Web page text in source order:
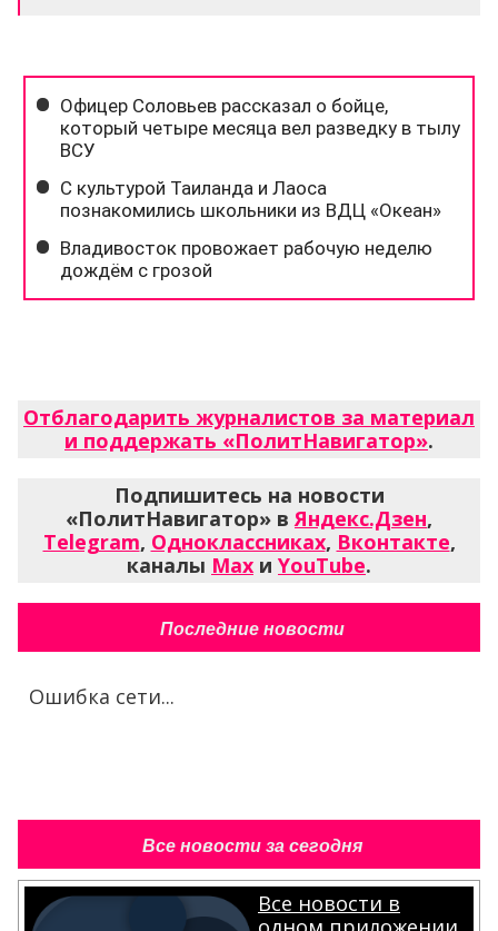
Отблагодарить журналистов за материал
и поддержать «ПолитНавигатор».
Подпишитесь на новости
«ПолитНавигатор» вЯндекс.Дзен,
Telegram, Одноклассниках, Вконтакте,
каналы Max и YouTube.
Последние новости
Ошибка сети...
Все новости за сегодня
Все новости в